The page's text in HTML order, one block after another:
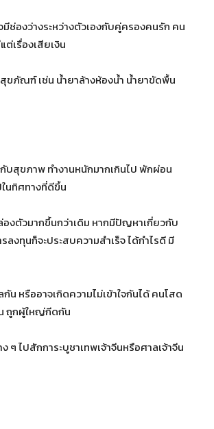
ช่องว่างระหว่างตัวเองกับคู่ครองคนรัก คน
เรื่องเสียเงิน
ขภัณฑ์ เช่น น้ำยาล้างห้องน้ำ น้ำยาขัดพื้น
บสุขภาพ ทำงานหนักมากเกินไป พักผ่อน
นทิศทางที่ดีขึ้น
องตัวมากขึ้นกว่าเดิม หากมีปัญหาเกี่ยวกับ
ทุนก็จะประสบความสำเร็จ ได้กำไรดี มี
หรืออาจเกิดความไม่เข้าใจกันได้ คนโสด
ถูกผู้ใหญ่กีดกัน
ไปสักการะบูชาเทพเจ้าจีนหรือศาลเจ้าจีน